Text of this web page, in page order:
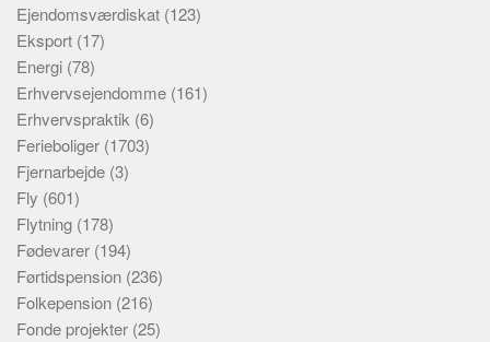
Ejendomsværdiskat (123)
Eksport (17)
Energi (78)
Erhvervsejendomme (161)
Erhvervspraktik (6)
Ferieboliger (1703)
Fjernarbejde (3)
Fly (601)
Flytning (178)
Fødevarer (194)
Førtidspension (236)
Folkepension (216)
Fonde projekter (25)